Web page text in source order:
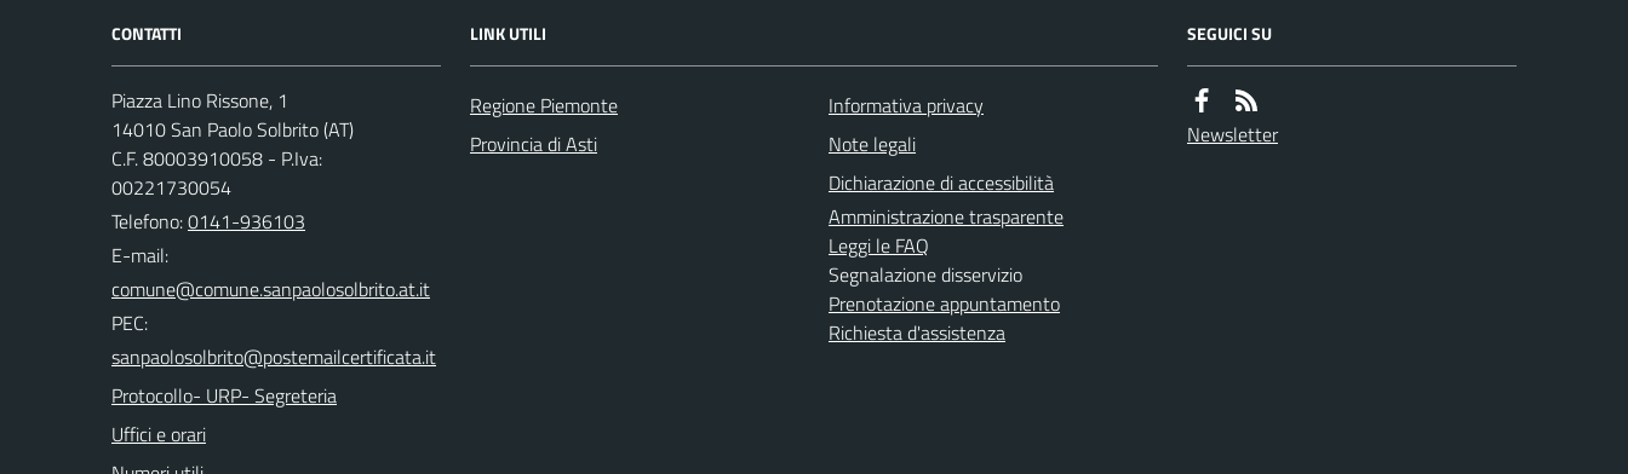
CONTATTI
Piazza Lino Rissone, 1
14010 San Paolo Solbrito (AT)
C.F. 80003910058 - P.Iva:
00221730054
Telefono:0141-936103
E-mail:
PEC:
Protocollo- URP- Segreteria
Uffici e orari
LINK UTILI
Regione Piemonte
Provincia di Asti
Informativa privacy
Note legali
Dichiarazione di accessibilità
Amministrazione trasparente
Leggi le FAQ
Segnalazione disservizio
Prenotazione appuntamento
Richiesta d'assistenza
SEGUICI SU
Newsletter